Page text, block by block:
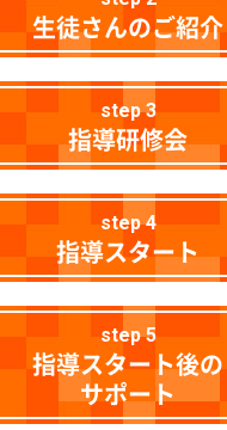
生徒さんのご紹介
step 3
指導研修会
step 4
指導スタート
step 5
指導スタート後の
サポート